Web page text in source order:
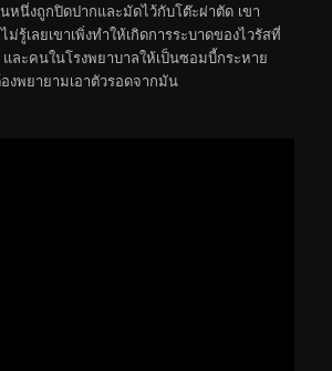
หนึ่งถูกปิดปากและมัดไว้กับโต๊ะผ่าตัด เขา
รู้เลยเขาเพิ่งทำให้เกิดการระบาดของไวรัสที่
ละคนในโรงพยาบาลให้เป็นซอมบี้กระหาย
งพยายามเอาตัวรอดจากมัน